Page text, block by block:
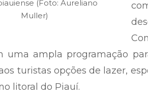
(Foto: Aureliano
Muller)
uma ampla programação
turistas opções de lazer,
litoral do Piauí.